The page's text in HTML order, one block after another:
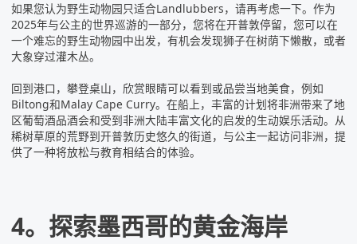
如果您认为野生动物园只适合Landlubbers，请再考虑一下。作为
2025年与公主的世界巡游的一部分，您将在开普敦停留，您可以在
一个难忘的野生动物园中出发，有机会发现狮子在树荫下懒散，或者
大象穿过灌木丛。
回到港口，攀登桌山，欣赏眼睛可以看到或品尝当地美食，例如
Biltong和Malay Cape Curry。在船上，丰富的计划将非洲带来了地
区葡萄酒品酒会和受到非洲大陆丰富文化的启发的生动娱乐活动。从
稀树草原的荒野到开普敦历史悠久的街道，与公主一起访问非洲，提
供了一种将放松与教育相结合的体验。
4。探索墨西哥的黄金海岸